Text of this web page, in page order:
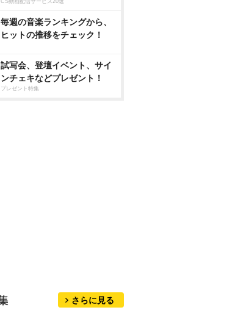
CS動画配信サービス20選
毎週の音楽ランキングから、
ヒットの推移をチェック！
試写会、登壇イベント、サイ
ンチェキなどプレゼント！
プレゼント特集
さらに見る